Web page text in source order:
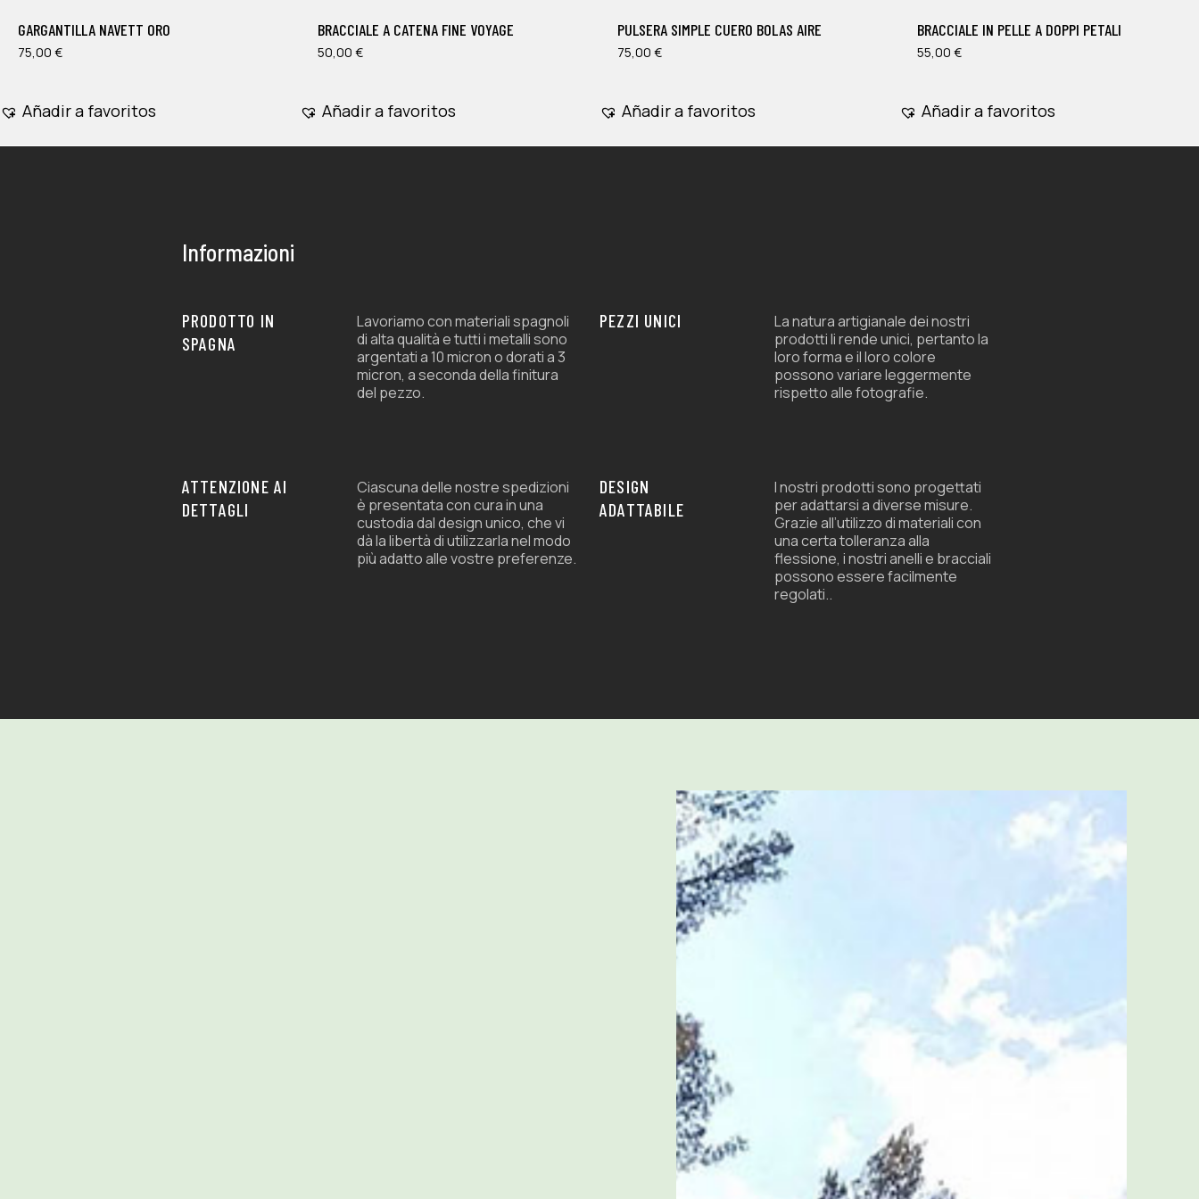
variantes.
Las
pueden
elegir
GARGANTILLA NAVETT ORO
75,00 €
Añadir a favoritos
variantes.
Las
pueden
elegir
BRACCIALE A CATENA FINE VOYAGE
50,00 €
Añadir a favoritos
variantes.
Las
pueden
elegir
PULSERA SIMPLE CUERO BOLAS AIRE
75,00 €
Añadir a favoritos
variantes.
Las
pueden
elegir
BRACCIALE IN PELLE A DOPPI PETALI
55,00 €
Añadir a favoritos
Informazioni
PRODOTTO IN
SPAGNA
Lavoriamo con materiali spagnoli
di alta qualità e tutti i metalli sono
argentati a 10 micron o dorati a 3
micron, a seconda della finitura
del pezzo.
ATTENZIONE AI
DETTAGLI
Ciascuna delle nostre spedizioni
è presentata con cura in una
custodia dal design unico, che vi
dà la libertà di utilizzarla nel modo
più adatto alle vostre preferenze.
PEZZI UNICI
La natura artigianale dei nostri
prodotti li rende unici, pertanto la
loro forma e il loro colore
possono variare leggermente
rispetto alle fotografie.
DESIGN
ADATTABILE
I nostri prodotti sono progettati
per adattarsi a diverse misure.
Grazie all’utilizzo di materiali con
una certa tolleranza alla
flessione, i nostri anelli e bracciali
possono essere facilmente
regolati..